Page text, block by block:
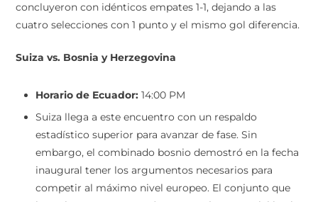
concluyeron con idénticos empates 1-1, dejando a las
cuatro selecciones con 1 punto y el mismo gol diferencia.
Suiza vs. Bosnia y Herzegovina
Horario de Ecuador: 14:00 PM
Suiza llega a este encuentro con un respaldo
estadístico superior para avanzar de fase. Sin
embargo, el combinado bosnio demostró en la fecha
inaugural tener los argumentos necesarios para
competir al máximo nivel europeo. El conjunto que